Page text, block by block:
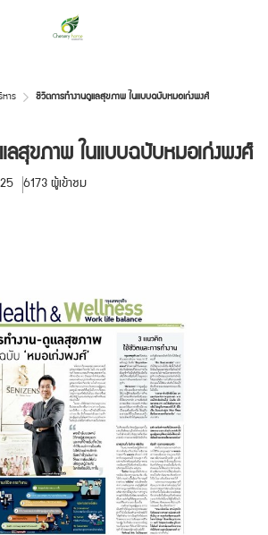
หาร ชีวิตการทำงานดูแลสุขภาพ ในแบบฉบับหมอเก่งพงศ์
ลสุขภาพ ในแบบฉบับหมอเก่งพงศ์
6173 ผู้เข้าชม